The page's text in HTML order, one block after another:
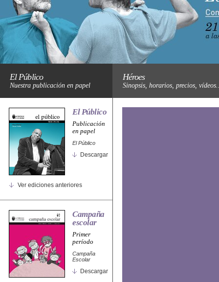
Héroes
Sinopsis, horarios, precios,
El Público
Nuestra publicación en papel
El Público
Publicación
en papel
El Público
Descargar
Ver ediciones anteriores
Campaña
escolar
Primer
período
Campaña
Escolar
Descargar